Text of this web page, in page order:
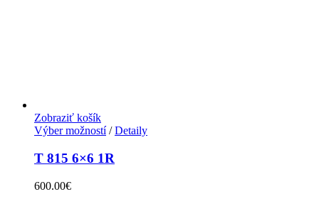
Zobraziť košík
Výber možností/ Detaily
T 815 6×6 1R
600.00€